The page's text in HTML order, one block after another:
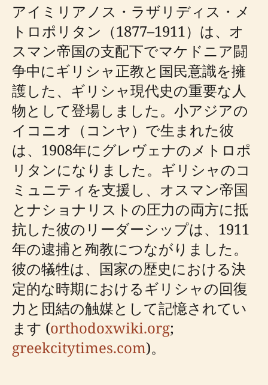
アイミリアノス・ラザリディス・メ
トロポリタン（1877–1911）は、オ
スマン帝国の支配下でマケドニア闘
争中にギリシャ正教と国民意識を擁
護した、ギリシャ現代史の重要な人
物として登場しました。小アジアの
イコニオ（コンヤ）で生まれた彼
は、1908年にグレヴェナのメトロポ
リタンになりました。ギリシャのコ
ミュニティを支援し、オスマン帝国
とナショナリストの圧力の両方に抵
抗した彼のリーダーシップは、1911
年の逮捕と殉教につながりました。
彼の犠牲は、国家の歴史における決
定的な時期におけるギリシャの回復
力と団結の触媒として記憶されてい
ます (orthodoxwiki.org;
greekcitytimes.com)。